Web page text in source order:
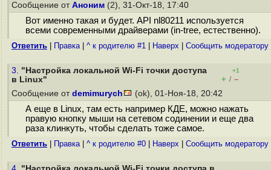
Сообщение от Аноним (2), 31-Окт-18, 17:40
Вот именно такая и будет. API nl80211 используется
всеми современными драйверами (in-tree, естественно).
Ответить Правка| ^ к родителю #1 Наверх Cообщить модератору
3. "Настройка локальной Wi-Fi точки доступа
в Linux"
+1
+ / –
Сообщение от demimurych (ok), 01-Ноя-18, 20:42
А еще в Linux, там есть например КДЕ, можно нажать
правую кнопку мыши на сетевом содинении и еще два
раза клинкуть, чтобы сделать тоже самое.
Ответить Правка| ^ к родителю #0 Наверх Cообщить модератору